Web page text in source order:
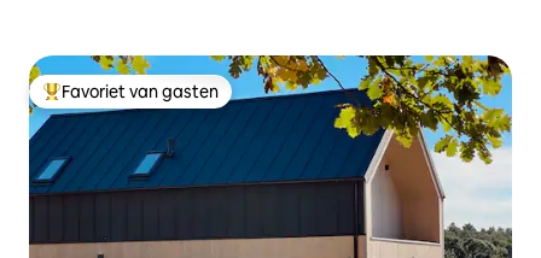
Topfavoriet van gasten
Favoriet van gasten